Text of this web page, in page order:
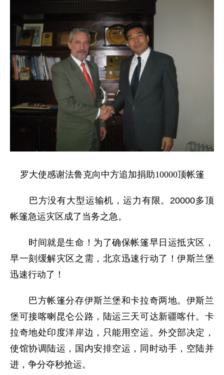
罗大使感谢法鲁克向中方追加捐助10000顶帐篷
巴方没有大型运输机，运力有限。20000多顶
帐篷急运灾区成了当务之急。
时间就是生命！为了确保帐篷早日运抵灾区，
早一刻缓解灾区之需，北京迅速行动了！伊斯兰堡
迅速行动了！
巴方帐篷分存伊斯兰堡和卡拉奇两地。伊斯兰
堡可接喀喇昆仑公路，陆运三天可达新疆喀什。卡
拉奇地处印度洋岸边，只能用空运。外交部决定，
使馆协调陆运，国内安排空运，同时动手，空陆并
进，争分夺秒抢运。